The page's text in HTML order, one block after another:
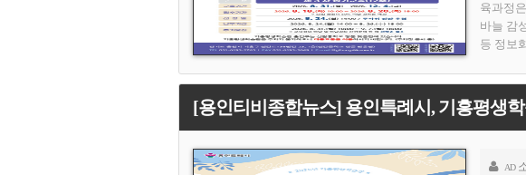
육과정
바늘 감
등 정보
[용인티비종합뉴스] 용인특례시, 기흥평생
AD